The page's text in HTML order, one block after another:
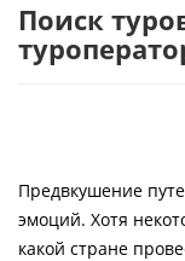
Горящие туры
Страны
Как купить
Поиск
Предвкушение
эмоций. Хотя
какой стране